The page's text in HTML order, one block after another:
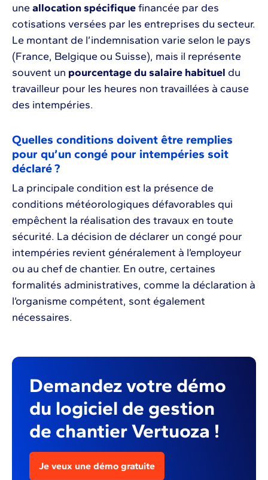
une allocation spécifiquefinancée par des
cotisations versées par les entreprises du secteur.
Le montant de l’indemnisation varie selon le pays
(France, Belgique ou Suisse), mais il représente
souvent un pourcentage du salaire habituel du
travailleur pour les heures non travaillées à cause
des intempéries.
Quelles conditions doivent être remplies
pour qu’un congé pour intempéries soit
déclaré ?
La principale condition est la présence de
conditions météorologiques défavorables qui
empêchent la réalisation des travaux en toute
sécurité. La décision de déclarer un congé pour
intempéries revient généralement à l’employeur
ou au chef de chantier. En outre, certaines
formalités administratives, comme la déclaration à
l’organisme compétent, sont également
nécessaires.
Demandez votre démo
du logiciel de gestion
de chantier Vertuoza !
Je veux une démo gratuite